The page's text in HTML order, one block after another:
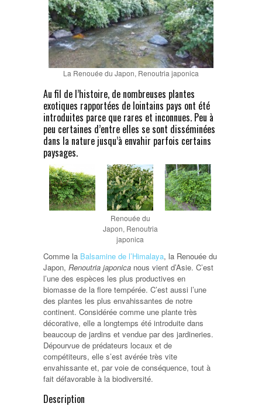
La Renouée du Japon, Renoutria japonica
Au fil de l’histoire, de nombreuses plantes
exotiques rapportées de lointains pays ont été
introduites parce que rares et inconnues. Peu à
peu certaines d’entre elles se sont disséminées
dans la nature jusqu’à envahir parfois certains
paysages.
Renouée du
Japon, Renoutria
japonica
Comme la Balsamine de l’Himalaya, la Renouée du
Japon, Renoutria japonica nous vient d’Asie. C’est
l’une des espèces les plus productives en
biomasse de la flore tempérée. C’est aussi l’une
des plantes les plus envahissantes de notre
continent. Considérée comme une plante très
décorative, elle a longtemps été introduite dans
beaucoup de jardins et vendue par des jardineries.
Dépourvue de prédateurs locaux et de
compétiteurs, elle s’est avérée très vite
envahissante et, par voie de conséquence, tout à
fait défavorable à la biodiversité.
Description